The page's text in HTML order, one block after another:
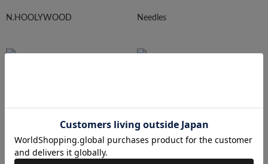
N.HOOLYWOOD Needles
Ralph Lauren HUMAN MADE